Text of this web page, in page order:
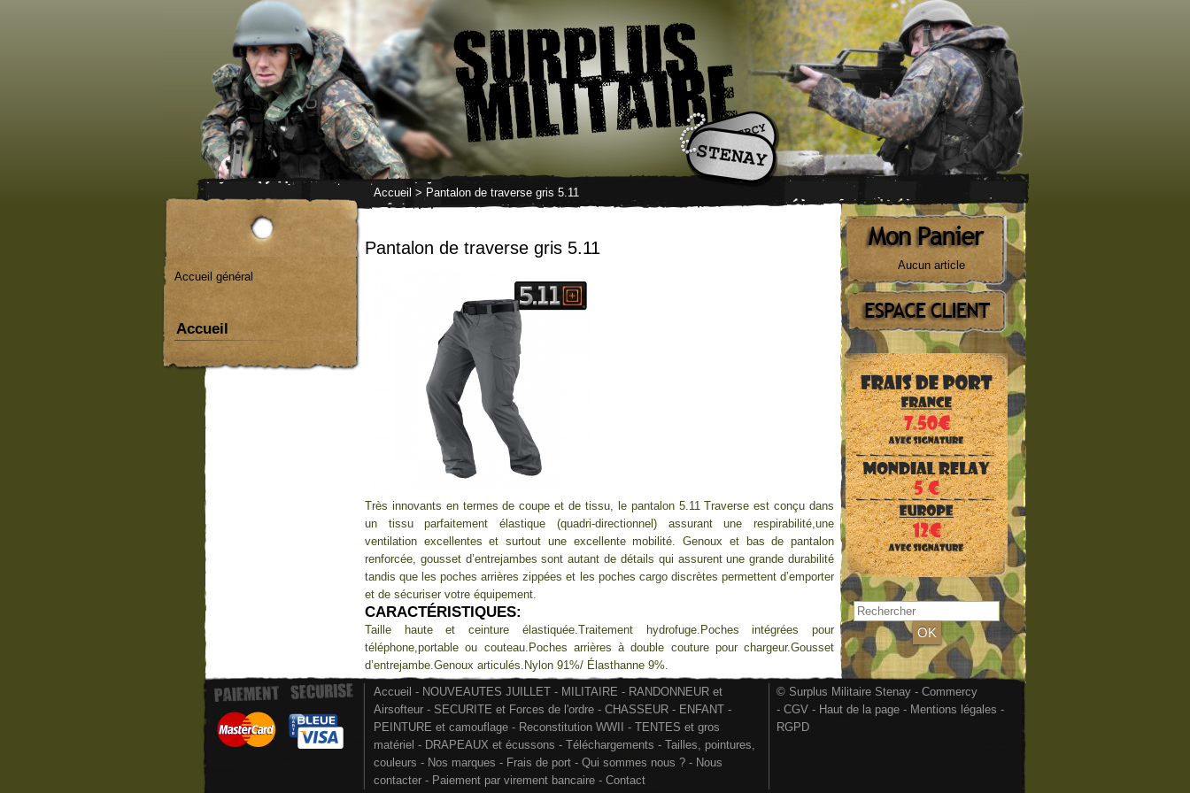
Accueil > Pantalon de traverse gris 5.11
Accueil général
Accueil
Aucun article
Pantalon de traverse gris 5.11
Très innovants en termes de coupe et de tissu, le pantalon 5.11 Traverse est conçu dans
un tissu parfaitement élastique (quadri-directionnel) assurant une respirabilité,une
ventilation excellentes et surtout une excellente mobilité. Genoux et bas de pantalon
renforcée, gousset d’entrejambes sont autant de détails qui assurent une grande durabilité
tandis que les poches arrières zippées et les poches cargo discrètes permettent d’emporter
et de sécuriser votre équipement.
CARACTÉRISTIQUES:
Taille haute et ceinture élastiquée.Traitement hydrofuge.Poches intégrées pour
téléphone,portable ou couteau.Poches arrières à double couture pour chargeur.Gousset
d’entrejambe.Genoux articulés.Nylon 91%/ Élasthanne 9%.
Accueil - NOUVEAUTES JUILLET - MILITAIRE - RANDONNEUR et
Airsofteur - SECURITE et Forces de l'ordre - CHASSEUR - ENFANT -
PEINTURE et camouflage - Reconstitution WWII - TENTES et gros
matériel - DRAPEAUX et écussons - Téléchargements - Tailles, pointures,
couleurs - Nos marques - Frais de port - Qui sommes nous ? - Nous
contacter - Paiement par virement bancaire - Contact
© Surplus Militaire Stenay - Commercy
- CGV - Haut de la page - Mentions légales -
RGPD